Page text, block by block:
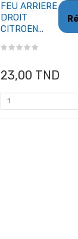
FEU ARRIERE
DROIT
CITROEN...
23,00 TND